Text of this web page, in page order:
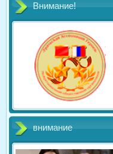
Внимание!
внимание